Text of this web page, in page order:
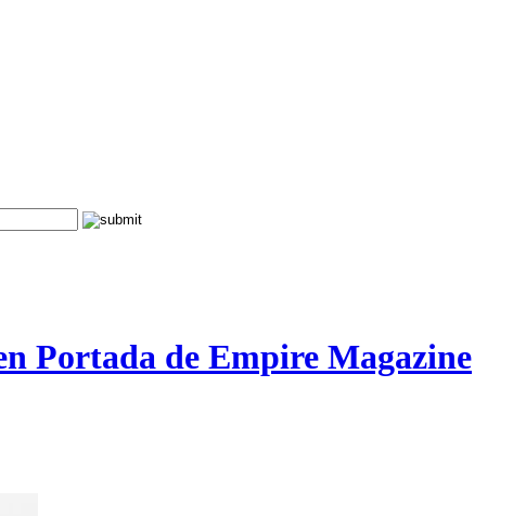
Portada de Empire Magazine